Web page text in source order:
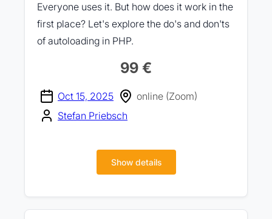
Everyone uses it. But how does it work in the
first place? Let's explore the do's and don'ts
of autoloading in PHP.
99 €
Oct 15, 2025
online (Zoom)
Stefan Priebsch
Show details